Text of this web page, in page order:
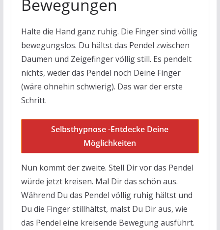
Bewegungen
Halte die Hand ganz ruhig. Die Finger sind völlig
bewegungslos. Du hältst das Pendel zwischen
Daumen und Zeigefinger völlig still. Es pendelt
nichts, weder das Pendel noch Deine Finger
(wäre ohnehin schwierig). Das war der erste
Schritt.
Selbsthypnose -Entdecke Deine
Möglichkeiten
Nun kommt der zweite. Stell Dir vor das Pendel
würde jetzt kreisen. Mal Dir das schön aus.
Während Du das Pendel völlig ruhig hältst und
Du die Finger stillhältst, malst Du Dir aus, wie
das Pendel eine kreisende Bewegung ausführt.